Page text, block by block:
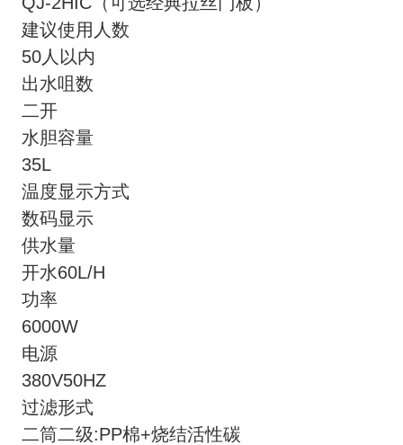
建议使用人数
50人以内
出水咀数
二开
水胆容量
35L
温度显示方式
数码显示
供水量
开水60L/H
功率
6000W
电源
380V50HZ
过滤形式
二筒二级:PP棉+烧结活性碳